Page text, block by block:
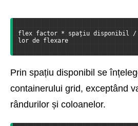
flex factor * spațiu disponibil /
lor de flexare
Prin spațiu disponibil se
containerului grid, exceptând
rândurilor și coloanelor.